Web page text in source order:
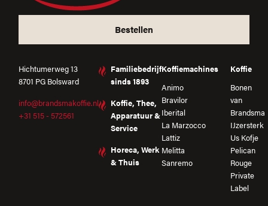
Bestellen
Hichtumerweg 13
8701 PG Bolsward
info@brandsmakoffie.nl
+31 515 - 572561
Familiebedrijf
sinds 1893
Koffie, Thee,
Apparatuur &
Service
Horeca, Werk
& Thuis
Koffiemachines
Animo
Bravilor
Iberital
La Marzocco
Lattiz
Melitta
Sanremo
Koffie
Bonen
van
Brandsma
IJzersterk
Us Kofje
Pelican
Rouge
Private
Label